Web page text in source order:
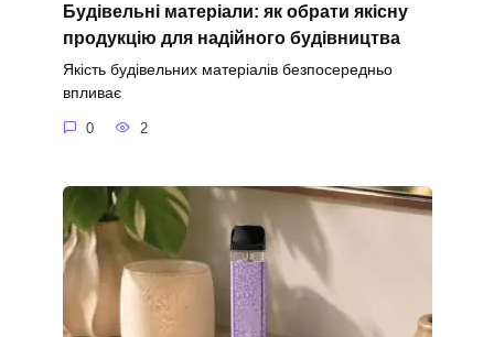
Будівельні матеріали: як обрати якісну
продукцію для надійного будівництва
Якість будівельних матеріалів безпосередньо
впливає
0 2